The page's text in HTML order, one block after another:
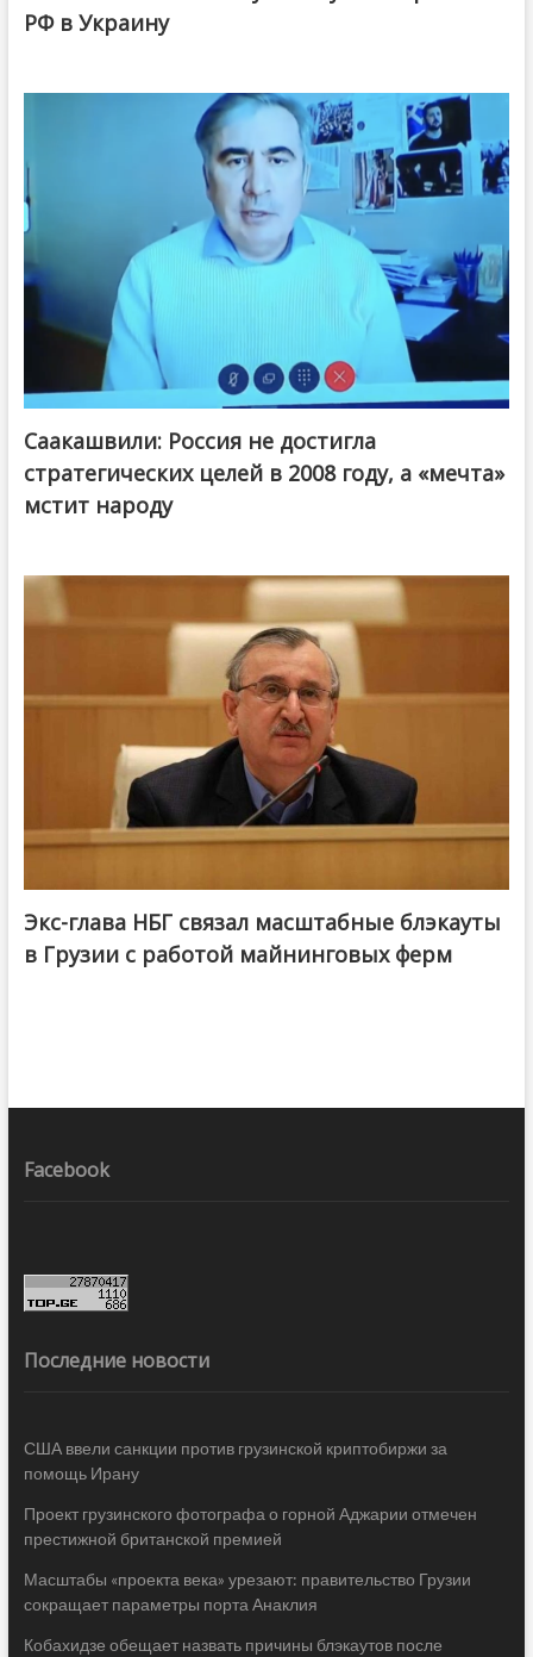
РФ в Украину
Саакашвили: Россия не достигла
стратегических целей в 2008 году, а «мечта»
мстит народу
Экс-глава НБГ связал масштабные блэкауты
в Грузии с работой майнинговых ферм
Facebook
Последние новости
США ввели санкции против грузинской криптобиржи за
помощь Ирану
Проект грузинского фотографа о горной Аджарии отмечен
престижной британской премией
Масштабы «проекта века» урезают: правительство Грузии
сокращает параметры порта Анаклия
Кобахидзе обещает назвать причины блэкаутов после